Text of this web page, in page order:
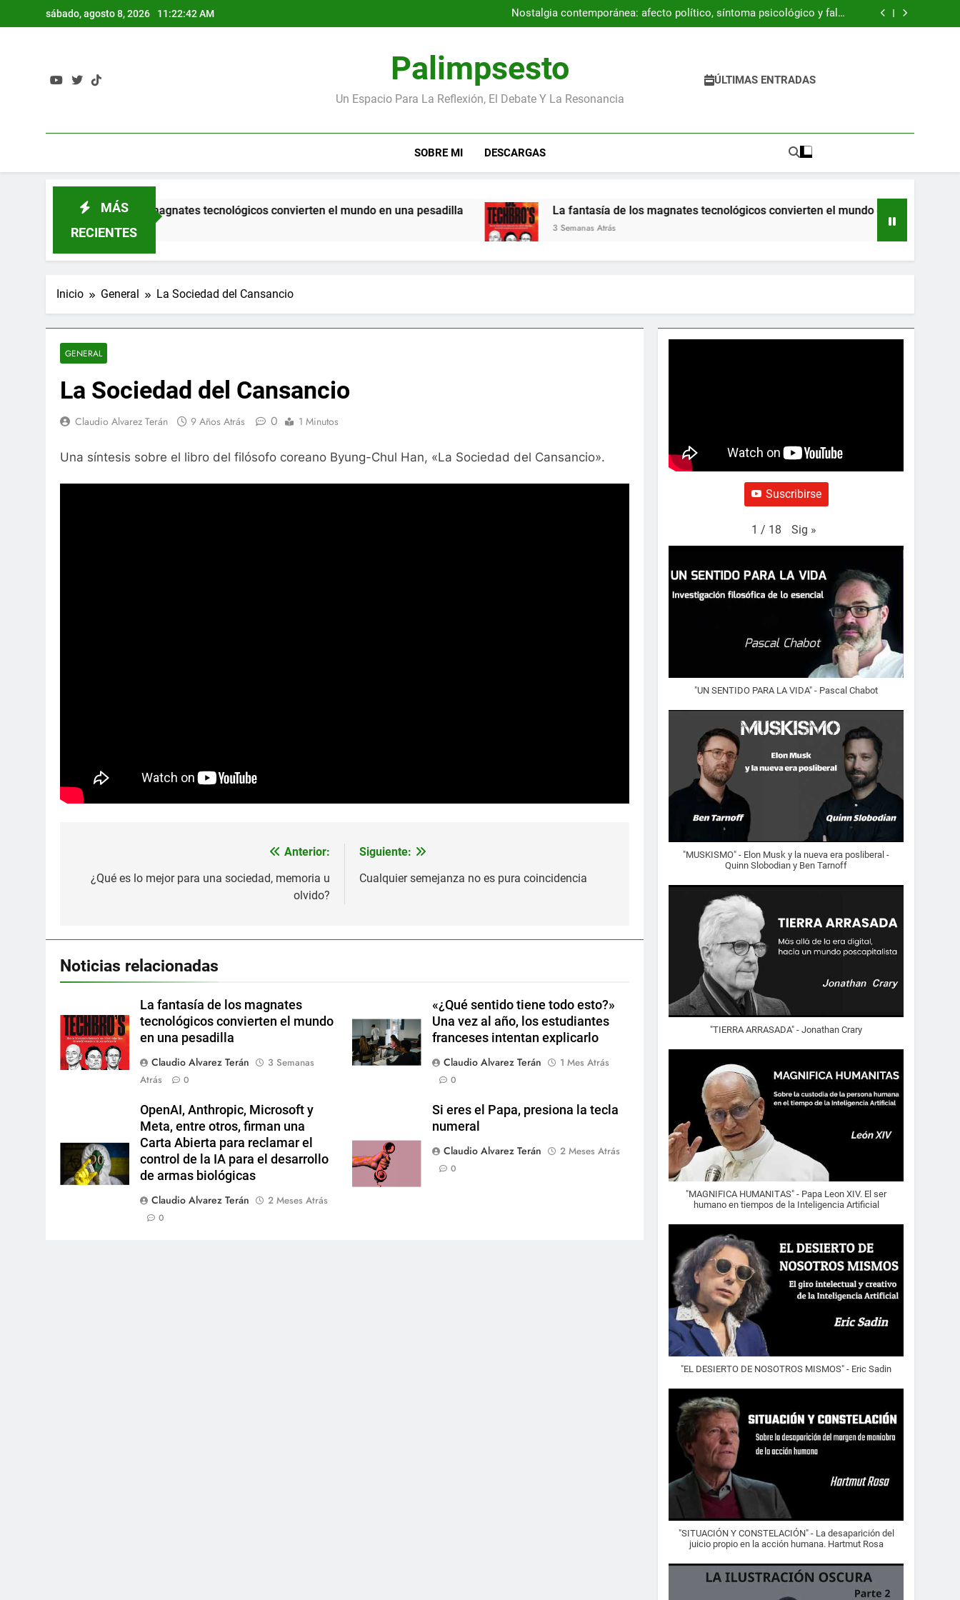
al
sábado, agosto 8, 2026 11:22:42 AM
Nostalgia contemporánea: afecto político, síntoma psicológico y falso
refugio
Entrevista con los autores del libro “Byung-Chul Han. Una introducción
Nostalgia contemporánea: afecto político, síntoma psicológico y falso
Entrevista con los autores del libro “Byung-Chul Han. Una introducción
Palimpsesto
Un Espacio Para La Reflexión, El Debate Y La Resonancia
ÚLTIMAS ENTRADAS
SOBRE MI DESCARGAS
MÁS
RECIENTES
La fantasía de los magnates tecnológicos convierten el mundo en una pesadilla
3 Semanas Atrás
La fantasía de los magnates tecnológicos convierten el mundo en una pesadilla
3 Semanas Atrás
Inicio General La Sociedad del Cansancio
GENERAL
La Sociedad del Cansancio
Claudio Alvarez Terán 9 Años Atrás 0 1 Minutos
Una síntesis sobre el libro del filósofo coreano Byung-Chul Han, «La Sociedad del Cansancio».
de
Anterior:
¿Qué es lo mejor para una sociedad, memoria u
olvido?
Siguiente:
Cualquier semejanza no es pura coincidencia
Noticias relacionadas
La fantasía de los magnates
tecnológicos convierten el mundo
en una pesadilla
Claudio Alvarez Terán
3 Semanas
Atrás
0
«¿Qué sentido tiene todo esto?»
Una vez al año, los estudiantes
franceses intentan explicarlo
Claudio Alvarez Terán
1 Mes Atrás
0
OpenAI, Anthropic, Microsoft y
Meta, entre otros, firman una
Carta Abierta para reclamar el
control de la IA para el desarrollo
de armas biológicas
Claudio Alvarez Terán
2 Meses Atrás
0
Si eres el Papa, presiona la tecla
numeral
Claudio Alvarez Terán
2 Meses Atrás
0
Suscribirse
1 / 18 Sig »
"UN SENTIDO PARA LA VIDA" - Pascal Chabot
"MUSKISMO" - Elon Musk y la nueva era posliberal -
Quinn Slobodian y Ben Tarnoff
"TIERRA ARRASADA" - Jonathan Crary
"MAGNIFICA HUMANITAS" - Papa Leon XIV. El ser
humano en tiempos de la Inteligencia Artificial
"EL DESIERTO DE NOSOTROS MISMOS" - Eric Sadin
"SITUACIÓN Y CONSTELACIÓN" - La desaparición del
juicio propio en la acción humana. Hartmut Rosa